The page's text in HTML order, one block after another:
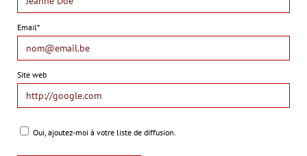
Email*
Site web
Oui, ajoutez-moi à votre liste de diffusion.